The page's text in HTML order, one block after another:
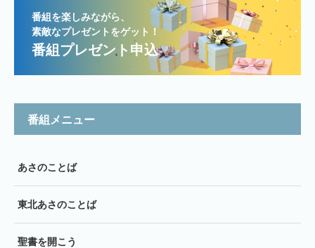
番組を楽しみながら、
素敵なプレゼントをゲット！
番組プレゼント申込
番組メニュー
あさのことば
東北あさのことば
聖書を開こう